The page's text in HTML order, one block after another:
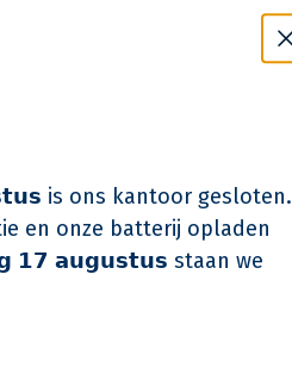
is ons kantoor gesloten.
en onze batterij opladen
𝟭𝟳 𝗮𝘂𝗴𝘂𝘀𝘁𝘂𝘀 staan we